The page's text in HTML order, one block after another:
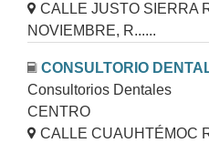
CALLE JUSTO SIERRA
NOVIEMBRE, R......
CONSULTORIO
Consultorios Dentales
CENTRO
CALLE CUAUHTÉMOC